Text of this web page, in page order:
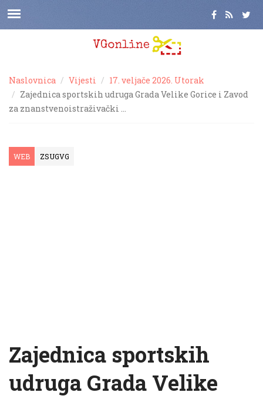
Naslovnica Vijesti
17. veljače 2026. Utorak
Zajednica sportskih udruga Grada Velike Gorice i Zavod
za znanstvenoistraživački …
WEB ZSUGVG
Zajednica sportskih
udruga Grada Velike